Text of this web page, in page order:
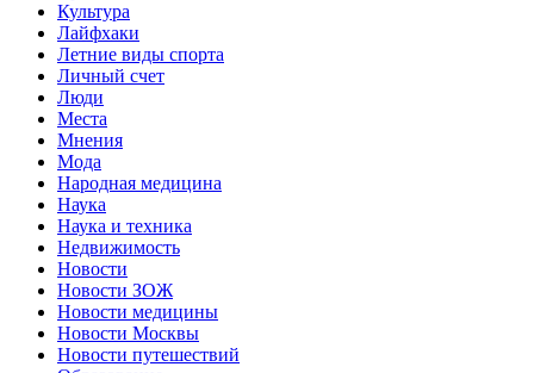
Культура
Лайфхаки
Летние виды спорта
Личный счет
Люди
Места
Мнения
Мода
Народная медицина
Наука
Наука и техника
Недвижимость
Новости
Новости ЗОЖ
Новости медицины
Новости Москвы
Новости путешествий